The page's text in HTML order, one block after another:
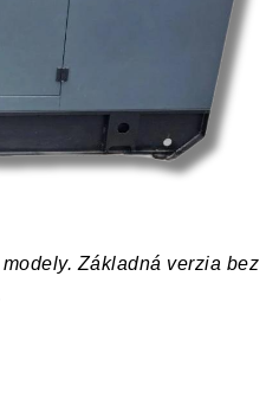
Základná verzia bez